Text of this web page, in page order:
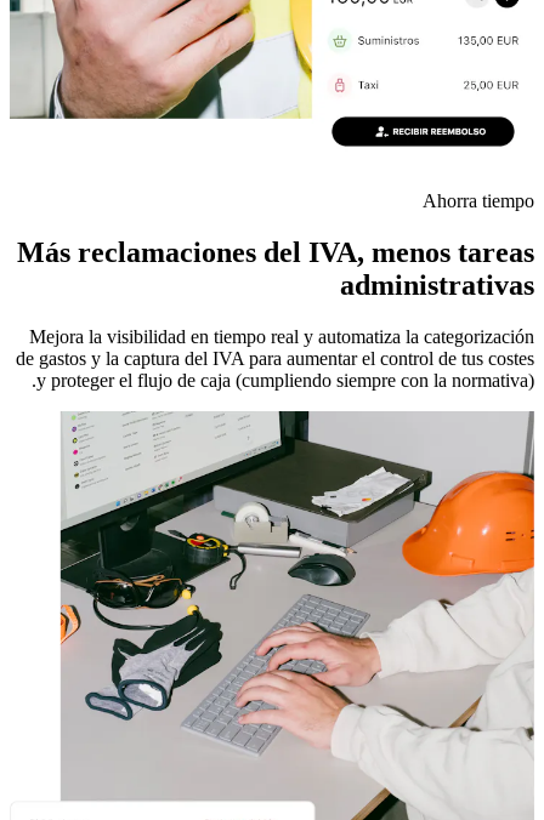
Ahorra tiempo
Más reclamaciones del IVA, menos tareas
administrativas
Mejora la visibilidad en tiempo real y automatiza la categorización
de gastos y la captura del IVA para aumentar el control de tus costes
y proteger el flujo de caja (cumpliendo siempre con la normativa).